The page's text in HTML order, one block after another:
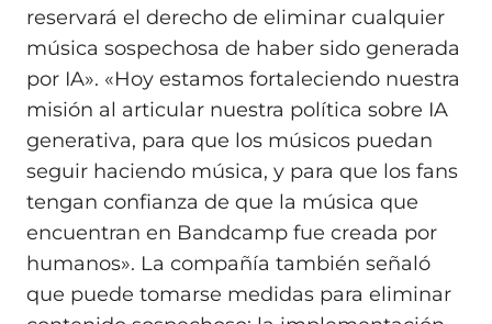
reservará el derecho de eliminar cualquier
música sospechosa de haber sido generada
por IA». «Hoy estamos fortaleciendo nuestra
misión al articular nuestra política sobre IA
generativa, para que los músicos puedan
seguir haciendo música, y para que los fans
tengan confianza de que la música que
encuentran en Bandcamp fue creada por
humanos». La compañía también señaló
que puede tomarse medidas para eliminar